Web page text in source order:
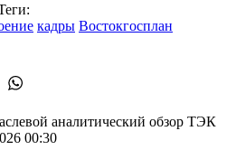
кадры Востокгосплан
аналитический обзор ТЭК
00:30